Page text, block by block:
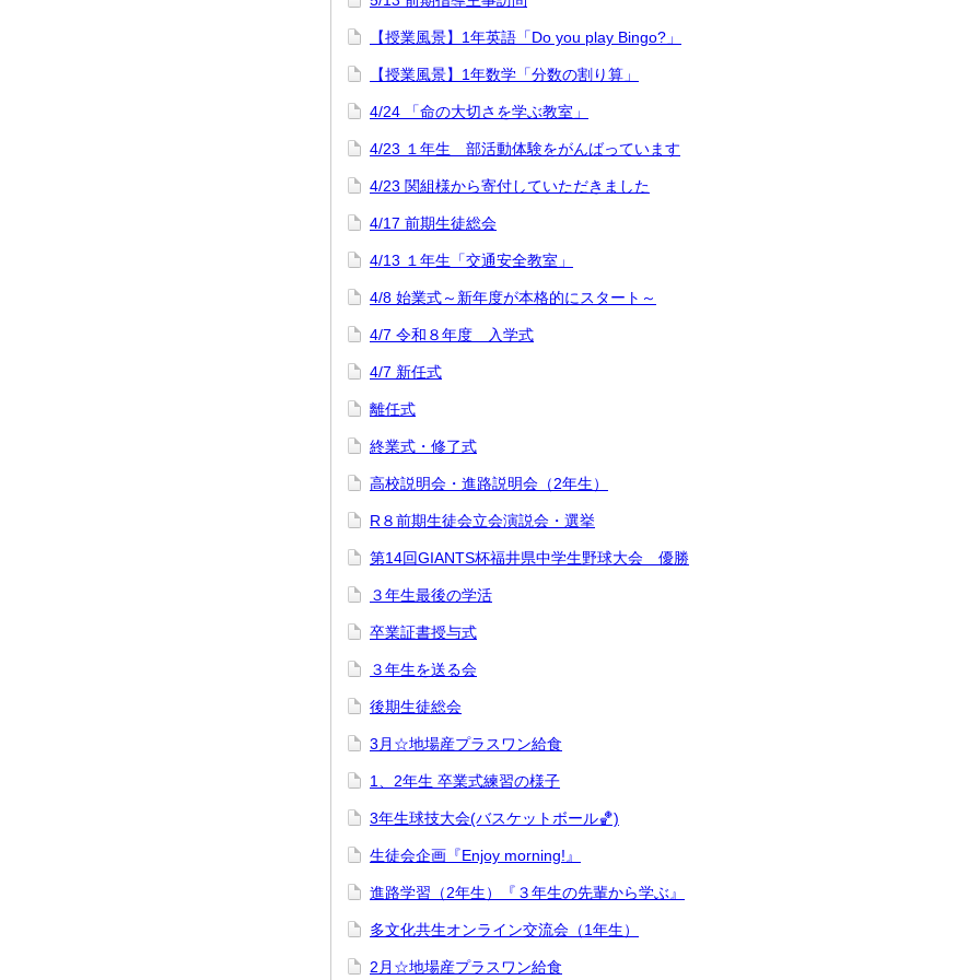
【授業風景】1年英語「Do you play Bingo?」
【授業風景】1年数学「分数の割り算」
4/24 「命の大切さを学ぶ教室」
4/23 １年生 部活動体験をがんばっています
4/23 関組様から寄付していただきました
4/17 前期生徒総会
4/13 １年生「交通安全教室」
4/8 始業式～新年度が本格的にスタート～
4/7 令和８年度 入学式
4/7 新任式
離任式
終業式・修了式
高校説明会・進路説明会（2年生）
R８前期生徒会立会演説会・選挙
第14回GIANTS杯福井県中学生野球大会 優勝
３年生最後の学活
卒業証書授与式
３年生を送る会
後期生徒総会
3月☆地場産プラスワン給食
1、2年生 卒業式練習の様子
3年生球技大会(バスケットボール🏀)
生徒会企画『Enjoy morning!』
進路学習（2年生）『３年生の先輩から学ぶ』
多文化共生オンライン交流会（1年生）
2月☆地場産プラスワン給食